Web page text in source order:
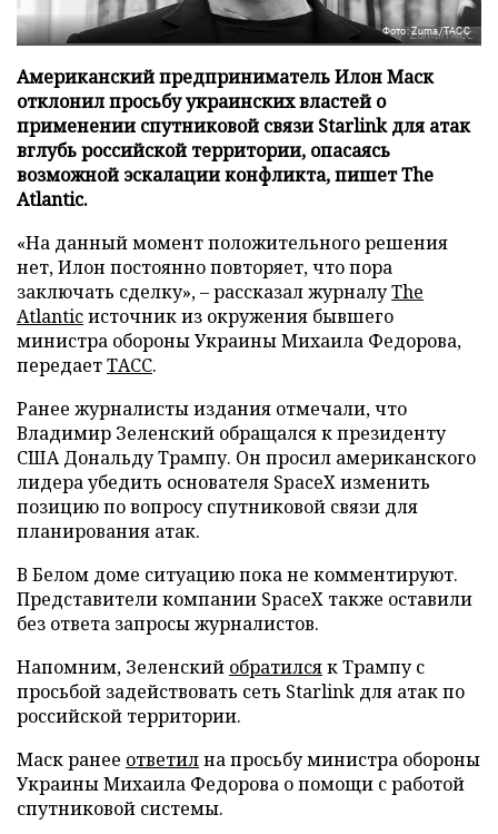
Фото: Zuma/ТАСС
Американский предприниматель Илон Маск
отклонил просьбу украинских властей о
применении спутниковой связи Starlink для атак
вглубь российской территории, опасаясь
возможной эскалации конфликта, пишет The
Atlantic.
«На данный момент положительного решения
нет, Илон постоянно повторяет, что пора
заключать сделку», – рассказал журналуThe
Atlanticисточник из окружения бывшего
министра обороны Украины Михаила Федорова,
передаетТАСС.
Ранее журналисты издания отмечали, что
Владимир Зеленский обращался к президенту
США Дональду Трампу. Он просил американского
лидера убедить основателя SpaceX изменить
позицию по вопросу спутниковой связи для
планирования атак.
В Белом доме ситуацию пока не комментируют.
Представители компании SpaceX также оставили
без ответа запросы журналистов.
Напомним, Зеленский обратилсяк Трампу с
просьбой задействовать сеть Starlink для атак по
российской территории.
Маск ранее ответилна просьбу министра обороны
Украины Михаила Федорова о помощи с работой
спутниковой системы.